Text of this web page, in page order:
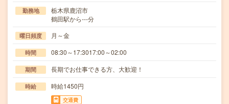
勤務地
栃木県鹿沼市
鶴田駅から---分
曜日頻度 月～金
時間 08:30～17:3017:00～02:00
期間 長期でお仕事できる方、大歓迎！
時給 時給1450円
交通費